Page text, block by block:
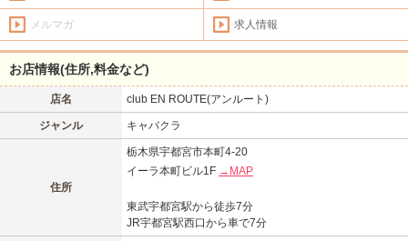
メルマガ 求人情報
お店情報(住所,料金など)
店名 club EN ROUTE(アンルート)
ジャンル キャバクラ
住所
栃木県宇都宮市本町4-20
イーラ本町ビル1F →MAP
東武宇都宮駅から徒歩7分
JR宇都宮駅西口から車で7分